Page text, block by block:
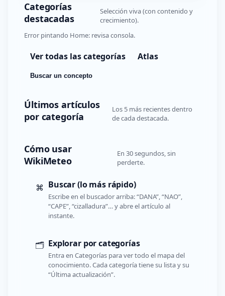
Categorías
destacadas
Selección viva (con contenido y
crecimiento).
Error pintando Home: revisa consola.
Ver todas las categorías Atlas
Buscar un concepto
Últimos artículos
por categoría
Los 5 más recientes dentro
de cada destacada.
Cómo usar
WikiMeteo
En 30 segundos, sin
perderte.
⌘ Buscar (lo más rápido)
Escribe en el buscador arriba: “DANA”, “NAO”,
“CAPE”, “cizalladura”… y abre el artículo al
instante.
🗂️ Explorar por categorías
Entra en Categorías para ver todo el mapa del
conocimiento. Cada categoría tiene su lista y su
“Última actualización”.